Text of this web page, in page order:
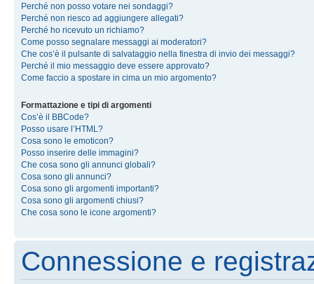
Perché non posso votare nei sondaggi?
Perché non riesco ad aggiungere allegati?
Perché ho ricevuto un richiamo?
Come posso segnalare messaggi ai moderatori?
Che cos’è il pulsante di salvataggio nella finestra di invio dei messaggi?
Perché il mio messaggio deve essere approvato?
Come faccio a spostare in cima un mio argomento?
Formattazione e tipi di argomenti
Cos’è il BBCode?
Posso usare l’HTML?
Cosa sono le emoticon?
Posso inserire delle immagini?
Che cosa sono gli annunci globali?
Cosa sono gli annunci?
Cosa sono gli argomenti importanti?
Cosa sono gli argomenti chiusi?
Che cosa sono le icone argomenti?
Connessione e